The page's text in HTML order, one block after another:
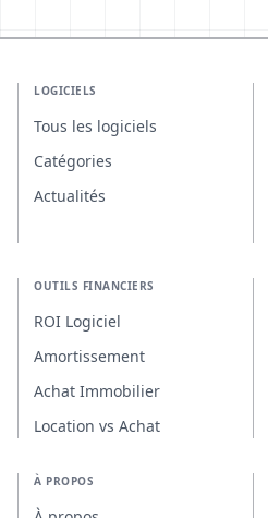
LOGICIELS
Tous les logiciels
Catégories
Actualités
OUTILS FINANCIERS
ROI Logiciel
Amortissement
Achat Immobilier
Location vs Achat
À PROPOS